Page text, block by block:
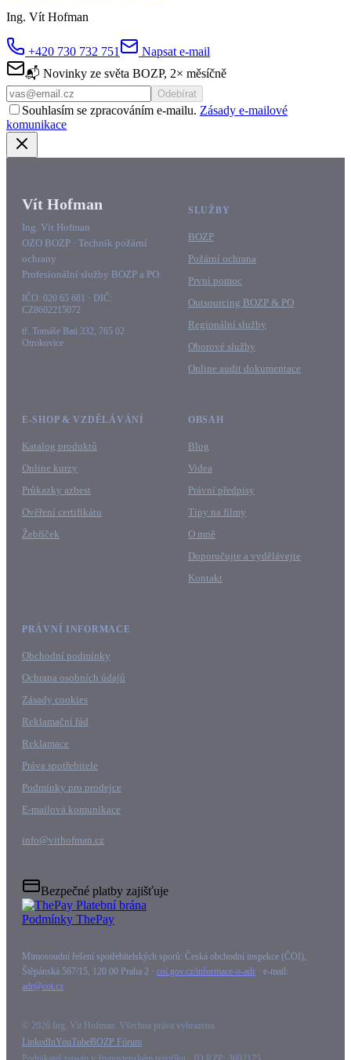
Ing. Vít Hofman
+420 730 732 751
Napsat e-mail
📬 Novinky ze světa BOZP, 2× měsíčně
Odebírat
Souhlasím se zpracováním e-mailu. Zásady e-mailové
komunikace
Vít Hofman
Ing. Vít Hofman
OZO BOZP · Technik požární
ochrany
Profesionální služby BOZP a PO.
IČO: 020 65 681 · DIČ:
CZ8602215072
tř. Tomáše Bati 332, 765 02
Otrokovice
SLUŽBY
BOZP
Požární ochrana
První pomoc
Outsourcing BOZP & PO
Regionální služby
Oborové služby
Online audit dokumentace
E-SHOP & VZDĚLÁVÁNÍ
Katalog produktů
Online kurzy
Průkazky azbest
Ověření certifikátu
Žebříček
OBSAH
Blog
Videa
Právní předpisy
Tipy na filmy
O mně
Doporučujte a vydělávejte
Kontakt
PRÁVNÍ INFORMACE
Obchodní podmínky
Ochrana osobních údajů
Zásady cookies
Reklamační řád
Reklamace
Práva spotřebitele
Podmínky pro prodejce
E-mailová komunikace
info@vithofman.cz
Bezpečné platby zajišťuje
Podmínky ThePay
Mimosoudní řešení spotřebitelských sporů: Česká obchodní inspekce (ČOI),
Štěpánská 567/15, 120 00 Praha 2 · coi.gov.cz/informace-o-adr · e-mail:
adr@coi.cz
© 2026 Ing. Vít Hofman . Všechna práva vyhrazena.
LinkedInYouTubeBOZP Fórum